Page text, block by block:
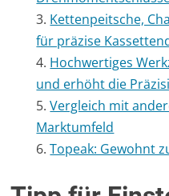
Kettenpeitsche,
für präzise
Hochwertiges
und erhöht die
Vergleich mit
Marktumfeld
Topeak: Gewohnt